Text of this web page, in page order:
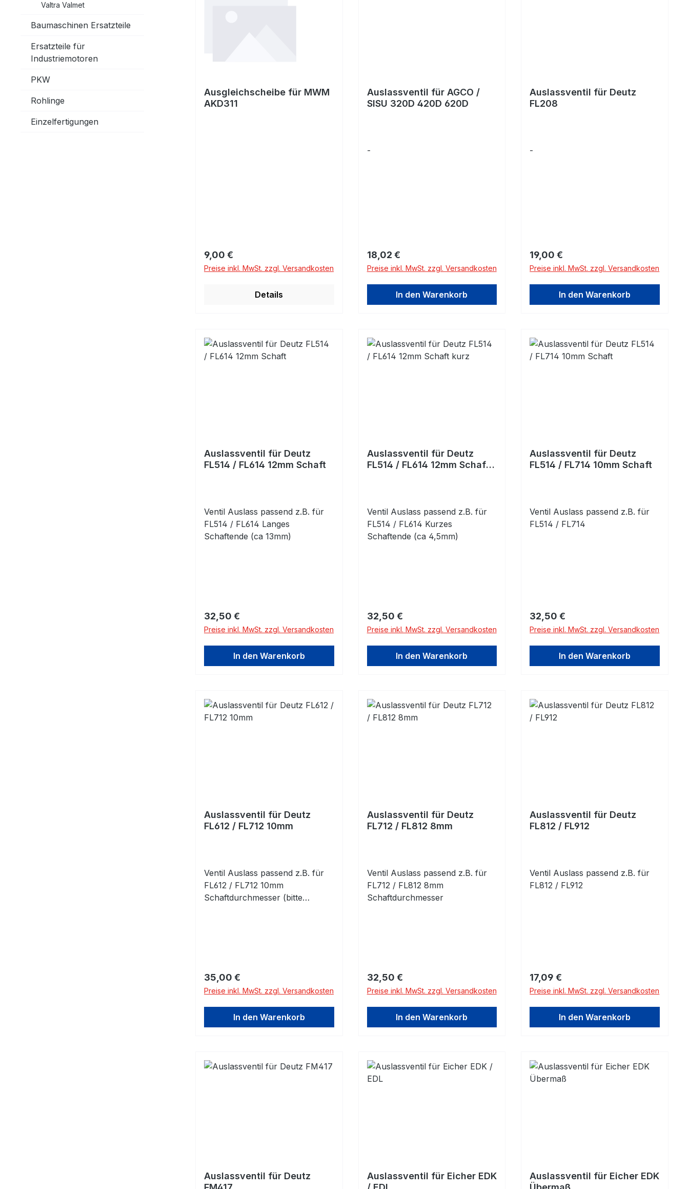
Valtra Valmet
Baumaschinen Ersatzteile
Ersatzteile für
Industriemotoren
PKW
Rohlinge
Einzelfertigungen
Ausgleichscheibe für MWM
AKD311
Regulärer Preis:
9,00 €
Preise inkl. MwSt. zzgl. Versandkosten
Details
Auslassventil für AGCO /
SISU 320D 420D 620D
-
Regulärer Preis:
18,02 €
Preise inkl. MwSt. zzgl. Versandkosten
In den Warenkorb
Auslassventil für Deutz
FL208
-
Regulärer Preis:
19,00 €
Preise inkl. MwSt. zzgl. Versandkosten
In den Warenkorb
Auslassventil für Deutz
FL514 / FL614 12mm Schaft
Ventil Auslass passend z.B. für
FL514 / FL614 Langes
Schaftende (ca 13mm)
Regulärer Preis:
32,50 €
Preise inkl. MwSt. zzgl. Versandkosten
In den Warenkorb
Auslassventil für Deutz
FL514 / FL614 12mm Schaft
Ventil Auslass passend z.B. für
FL514 / FL614 Kurzes
Schaftende (ca 4,5mm)
Regulärer Preis:
32,50 €
Preise inkl. MwSt. zzgl. Versandkosten
In den Warenkorb
Auslassventil für Deutz
FL514 / FL714 10mm Schaft
Ventil Auslass passend z.B. für
FL514 / FL714
Regulärer Preis:
32,50 €
Preise inkl. MwSt. zzgl. Versandkosten
In den Warenkorb
Auslassventil für Deutz
FL612 / FL712 10mm
Ventil Auslass passend z.B. für
FL612 / FL712 10mm
Schaftdurchmesser (bitte
Regulärer Preis:
35,00 €
Preise inkl. MwSt. zzgl. Versandkosten
In den Warenkorb
Auslassventil für Deutz
FL712 / FL812 8mm
Ventil Auslass passend z.B. für
FL712 / FL812 8mm
Schaftdurchmesser
Regulärer Preis:
32,50 €
Preise inkl. MwSt. zzgl. Versandkosten
In den Warenkorb
Auslassventil für Deutz
FL812 / FL912
Ventil Auslass passend z.B. für
FL812 / FL912
Regulärer Preis:
17,09 €
Preise inkl. MwSt. zzgl. Versandkosten
In den Warenkorb
Auslassventil für Deutz
Auslassventil für Eicher EDK
Auslassventil für Eicher EDK